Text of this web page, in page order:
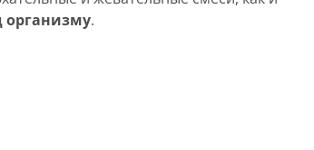
организму.